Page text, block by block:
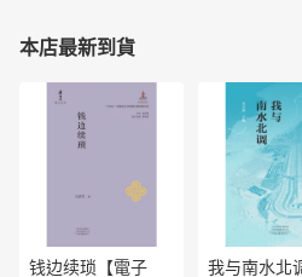
本店最新到貨
钱边续琐【電子
我与南水北